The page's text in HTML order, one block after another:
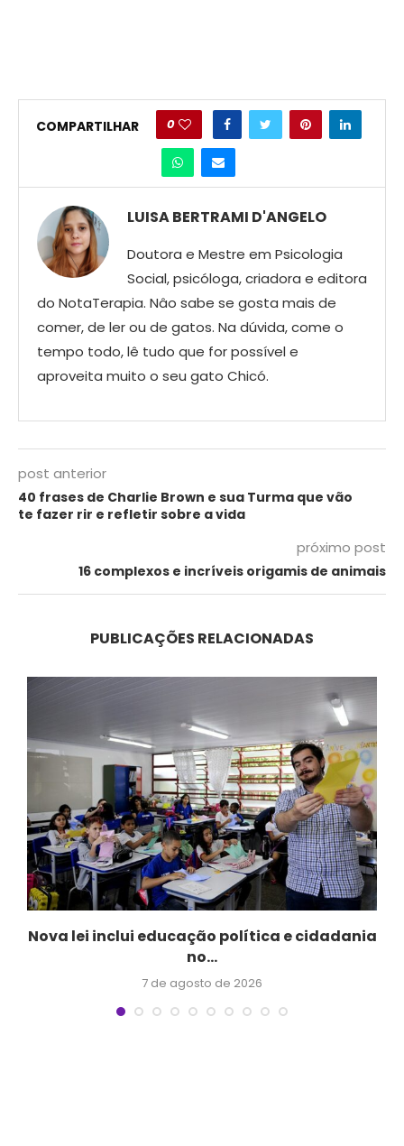
COMPARTILHAR 0
LUISA BERTRAMI D'ANGELO
Doutora e Mestre em Psicologia
Social, psicóloga, criadora e editora
do NotaTerapia. Nâo sabe se gosta mais de
comer, de ler ou de gatos. Na dúvida, come o
tempo todo, lê tudo que for possível e
aproveita muito o seu gato Chicó.
post anterior
40 frases de Charlie Brown e sua Turma que vão
te fazer rir e refletir sobre a vida
próximo post
16 complexos e incríveis origamis de animais
PUBLICAÇÕES RELACIONADAS
Nova lei inclui educação política e cidadania
no...
7 de agosto de 2026